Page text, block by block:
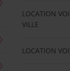
LOCATION
VILLE
LOCATION